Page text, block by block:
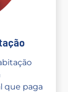
que paga